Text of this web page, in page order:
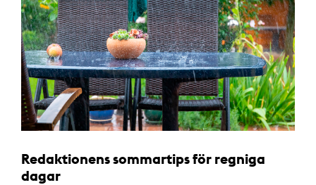
Redaktionens sommartips för regniga
dagar